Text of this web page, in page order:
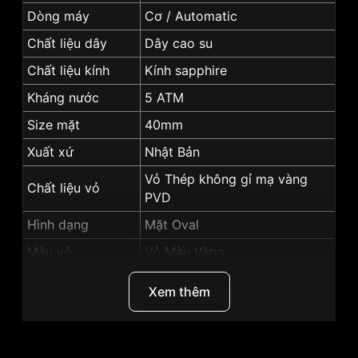
Dòng máy
Cơ / Automatic
Chất liệu dây
Dây cao su
Chất liệu kính
Kính sapphire
Kháng nước
5 ATM
Size mặt
40mm
Xuất xứ
Nhật Bản
Chất liệu vỏ
Vỏ Thép không gỉ mạ vàng
PVD
Hình dạng
Mặt Oval
Màu vỏ
Vỏ Màu Vàng
Xem thêm